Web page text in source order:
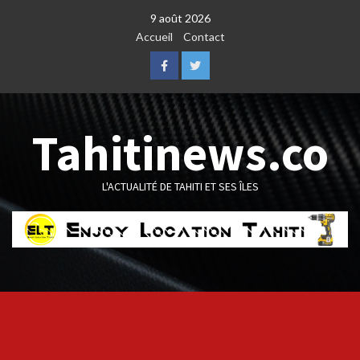
9 août 2026
Accueil
Contact
FacebookTwitter
Tahitinews.co
L'ACTUALITÉ DE TAHITI ET SES ÎLES